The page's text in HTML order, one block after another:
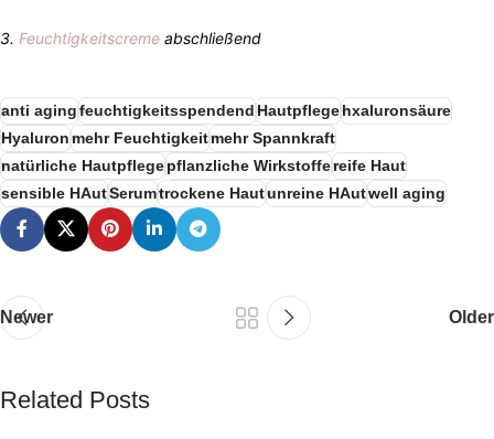
3️. Feuchtigkeitscreme abschließend
anti agingfeuchtigkeitsspendendHautpflegehxaluronsäure
Hyaluronmehr Feuchtigkeitmehr Spannkraft
natürliche Hautpflegepflanzliche Wirkstoffereife Haut
sensible HAutSerumtrockene Hautunreine HAutwell aging
Newer Older
Related Posts